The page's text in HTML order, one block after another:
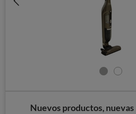
Nuevos productos, nuevas